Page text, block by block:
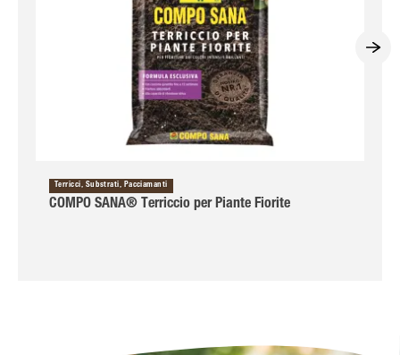
Terricci, Substrati, Pacciamanti
COMPO SANA® Terriccio per Piante Fiorite